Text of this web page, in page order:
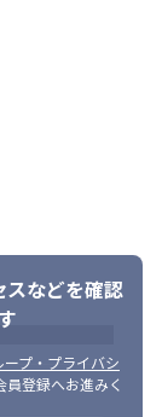
スなどを確認
ープ・プライバシ
登録へお進みく